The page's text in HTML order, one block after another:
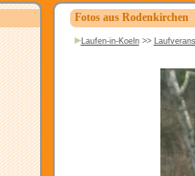
Fotos aus Rodenkirchen
Laufen-in-Koeln>>